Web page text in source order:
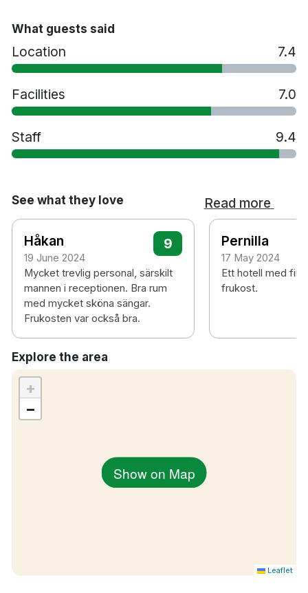
Vattenkokare
Samarbete med närliggande gym
Bar
Tvättservice
Hund tillåts mot en avgift på 400 kr per natt
Rökfritt
25 minuters promenad till Friends Arena &
35 minuters bilresa till Arlanda flygplats
What guests said
Location 7.4
Facilities 7.0
Staff 9.4
See what they love Read more
Håkan
19 June 2024
9
Mycket trevlig personal, särskilt
mannen i receptionen. Bra rum
med mycket sköna sängar.
Frukosten var också bra.
Pernilla
17 May 2024
Ett hotell med fin
frukost.
Explore the area
Show on Map
+
−
Leaflet